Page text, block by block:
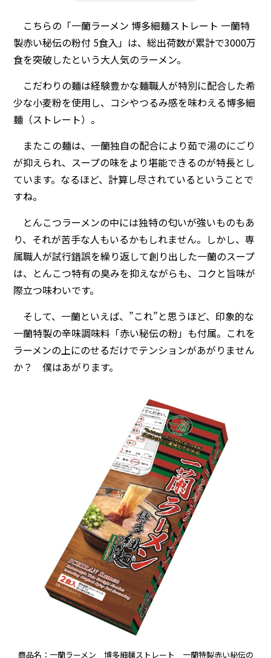
こちらの「一蘭ラーメン 博多細麺ストレート 一蘭特
製赤い秘伝の粉付 5食入」は、総出荷数が累計で3000万
食を突破したという大人気のラーメン。
こだわりの麺は経験豊かな麺職人が特別に配合した希
少な小麦粉を使用し、コシやつるみ感を味わえる博多細
麺（ストレート）。
またこの麺は、一蘭独自の配合により茹で湯のにごり
が抑えられ、スープの味をより堪能できるのが特長とし
ています。なるほど、計算し尽されているということで
すね。
とんこつラーメンの中には独特の匂いが強いものもあ
り、それが苦手な人もいるかもしれません。しかし、専
属職人が試行錯誤を繰り返して創り出した一蘭のスープ
は、とんこつ特有の臭みを抑えながらも、コクと旨味が
際立つ味わいです。
そして、一蘭といえば、”これ”と思うほど、印象的な
一蘭特製の辛味調味料「赤い秘伝の粉」も付属。これを
ラーメンの上にのせるだけでテンションがあがりません
か？ 僕はあがります。
商品名：一蘭ラーメン 博多細麺ストレート 一蘭特製赤い秘伝の